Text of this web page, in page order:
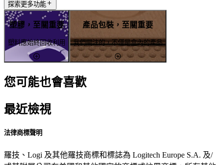
探索更多功能
塑膠，至關重要
塑料應始終回收利用
產品包裝，至關重要
我們關注的，不僅是盒內的產品
您可能也會喜歡
最近檢視
法律商標聲明
羅技、Logi 及其他羅技商標和標誌為 Logitech Europe S.A. 及/